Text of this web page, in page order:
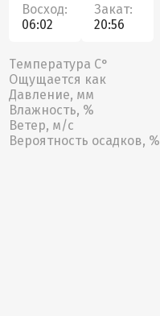
Восход:
06:02
Закат:
20:56
Температура С°
Ощущается как
Давление, мм
Влажность, %
Ветер, м/с
Вероятность осадков, %